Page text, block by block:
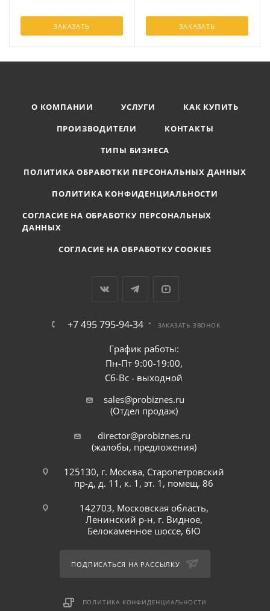
ЗАКАЗАТЬ ЗАКАЗАТЬ
О КОМПАНИИ УСЛУГИ
КАК КУПИТЬ
ПРОИЗВОДИТЕЛИ
КОНТАКТЫ
ТИПЫ БИЗНЕСА
ПОЛИТИКА ОБРАБОТКИ ПЕРСОНАЛЬНЫХ ДАННЫХ
ПОЛИТИКА КОНФИДЕНЦИАЛЬНОСТИ
СОГЛАСИЕ НА ОБРАБОТКУ ПЕРСОНАЛЬНЫХ
ДАННЫХ
СОГЛАСИЕ НА ОБРАБОТКУ COOKIES
+7 495 795-94-34 ЗАКАЗАТЬ ЗВОНОК
График работы:
Пн-Пт 9:00-19:00,
Сб-Вс - выходной
sales@probiznes.ru
(Отдел продаж)
director@probiznes.ru
(жалобы, предложения)
125130, г. Москва, Старопетровский
пр-д, д. 11, к. 1, эт. 1, помещ. 86
142703, Московская область,
Ленинский р-н, г. Видное,
Белокаменное шоссе, 6Ю
ПОДПИСАТЬСЯ НА РАССЫЛКУ
ПОЛИТИКА КОНФИДЕНЦИАЛЬНОСТИ